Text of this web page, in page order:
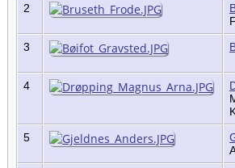
2
3
4
5